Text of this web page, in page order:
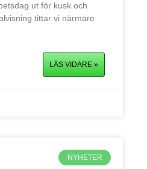
ut för kusk och
tittar vi närmare
LÄS VIDARE »
NYHETER